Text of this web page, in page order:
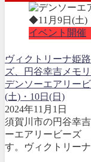
イベント開催
ヴィクトリーナ姫路
ズ、円谷幸吉メモ
デンソーエアリー
(土)・10日(日)
2024年11月1日
須賀川市の円谷幸
ーエアリービーズ
す。ヴィクトリー